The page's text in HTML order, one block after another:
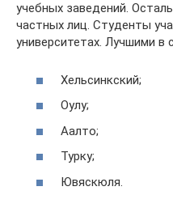
учебных заведений.
частных лиц. Студенты
университетах. Лучшими в
Хельсинкский;
Оулу;
Аалто;
Турку;
Ювяскюля.